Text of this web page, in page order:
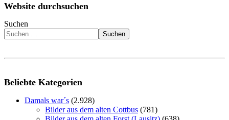
Website durchsuchen
Suchen
Suchen
Beliebte Kategorien
Damals war´s (2.928)
Bilder aus dem alten Cottbus (781)